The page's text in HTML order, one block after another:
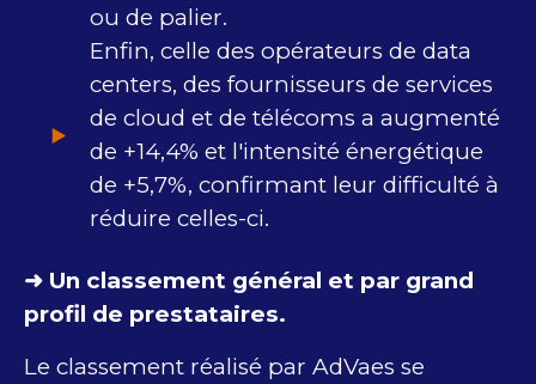
ou de palier.
Enfin, celle des opérateurs de data
centers, des fournisseurs de services
de cloud et de télécoms a augmenté
de +14,4% et l'intensité énergétique
de +5,7%, confirmant leur difficulté à
réduire celles-ci.
➜ Un classement général et par grand
profil de prestataires.
Le classement réalisé par AdVaes se